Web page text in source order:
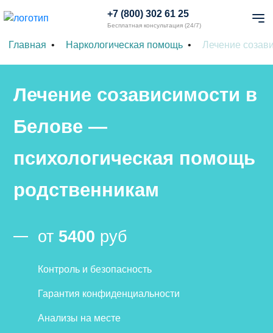
+7 (800) 302 61 25
Бесплатная консультация (24/7)
Главная Наркологическая помощь Лечение
Лечение созависимости в
Белове —
психологическая помощь
родственникам
от 5400 руб
Контроль и безопасность
Гарантия конфиденциальности
Анализы на месте